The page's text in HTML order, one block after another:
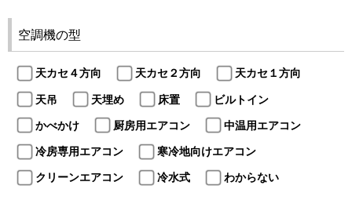
空調機の型
天カセ４方向 天カセ２方向
天カセ１方向
天吊
天埋め 床置
ビルトイン
かべかけ
厨房用エアコン
中温用エアコン
冷房専用エアコン
寒冷地向けエアコン
クリーンエアコン
冷水式 わからない